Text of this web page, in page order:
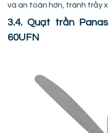
và an toàn hơn, tránh trầy
3.4. Quạt trần
60UFN